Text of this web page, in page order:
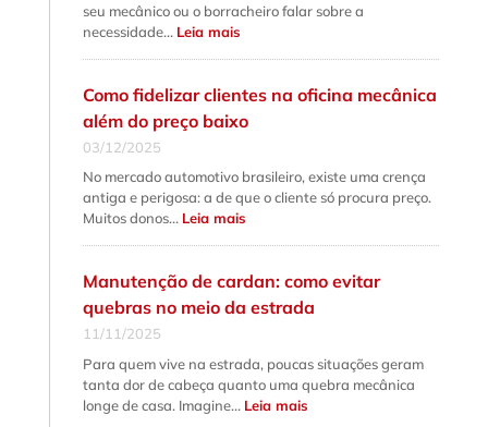
seu mecânico ou o borracheiro falar sobre a
necessidade… Leia mais:
Alinhamento
e
a
fundamental
fazer
cada
serviço?
Como fidelizar clientes na oficina mecânica
além do preço baixo
03/12/2025
No mercado automotivo brasileiro, existe uma crença
antiga e perigosa: a de que o cliente só procura preço.
Muitos donos… Leia mais:
Como
fidelizar
oficina
mecânica
além
baixo
Manutenção de cardan: como evitar
quebras no meio da estrada
11/11/2025
Para quem vive na estrada, poucas situações geram
tanta dor de cabeça quanto uma quebra mecânica
longe de casa. Imagine… Leia mais:
Manutenção